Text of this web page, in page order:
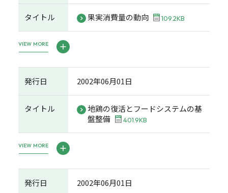
タイトル 果実消費量の動向 109.2KB
VIEW MORE
発行日 2002年06月01日
タイトル
地鶏の復活とフードシステムの基
盤整備
401.9KB
VIEW MORE
発行日 2002年06月01日